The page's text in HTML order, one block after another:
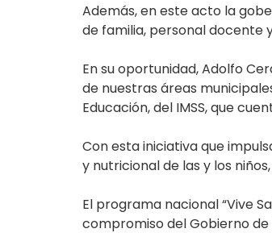
Además, en este acto la
de familia, personal docente
En su oportunidad, Adolfo
de nuestras áreas
Educación, del IMSS, que
Con esta iniciativa que
y nutricional de las y los
El programa nacional “Vive
compromiso del Gobierno